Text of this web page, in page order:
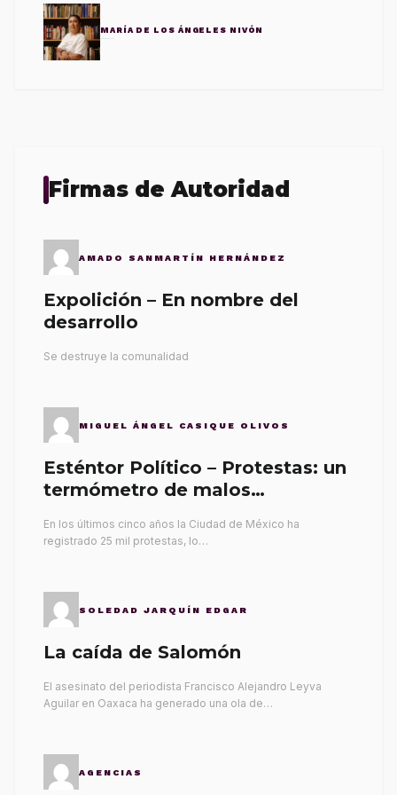
MARÍA DE LOS ÁNGELES NIVÓN
Firmas de Autoridad
AMADO SANMARTÍN HERNÁNDEZ
Expolición – En nombre del
desarrollo
Se destruye la comunalidad
MIGUEL ÁNGEL CASIQUE OLIVOS
Esténtor Político – Protestas: un
termómetro de malos
En los últimos cinco años la Ciudad de México ha
registrado 25 mil protestas, lo…
SOLEDAD JARQUÍN EDGAR
La caída de Salomón
El asesinato del periodista Francisco Alejandro Leyva
Aguilar en Oaxaca ha generado una ola de…
AGENCIAS